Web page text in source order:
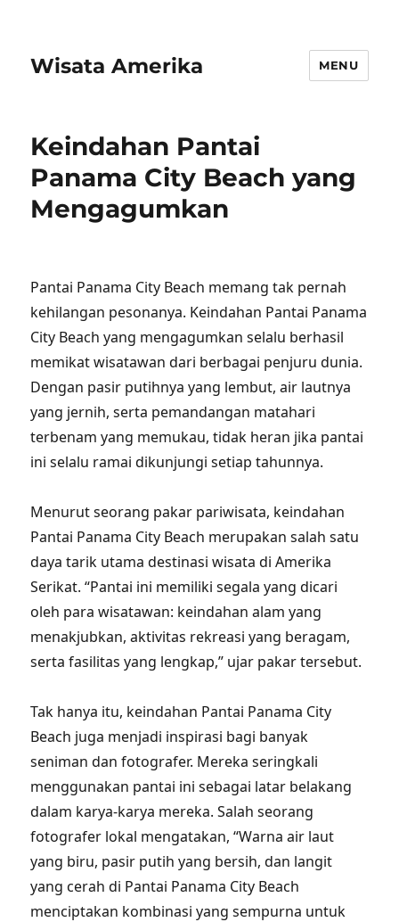
Wisata Amerika MENU
Keindahan Pantai
Panama City Beach yang
Mengagumkan
Pantai Panama City Beach memang tak pernah
kehilangan pesonanya. Keindahan Pantai Panama
City Beach yang mengagumkan selalu berhasil
memikat wisatawan dari berbagai penjuru dunia.
Dengan pasir putihnya yang lembut, air lautnya
yang jernih, serta pemandangan matahari
terbenam yang memukau, tidak heran jika pantai
ini selalu ramai dikunjungi setiap tahunnya.
Menurut seorang pakar pariwisata, keindahan
Pantai Panama City Beach merupakan salah satu
daya tarik utama destinasi wisata di Amerika
Serikat. “Pantai ini memiliki segala yang dicari
oleh para wisatawan: keindahan alam yang
menakjubkan, aktivitas rekreasi yang beragam,
serta fasilitas yang lengkap,” ujar pakar tersebut.
Tak hanya itu, keindahan Pantai Panama City
Beach juga menjadi inspirasi bagi banyak
seniman dan fotografer. Mereka seringkali
menggunakan pantai ini sebagai latar belakang
dalam karya-karya mereka. Salah seorang
fotografer lokal mengatakan, “Warna air laut
yang biru, pasir putih yang bersih, dan langit
yang cerah di Pantai Panama City Beach
menciptakan kombinasi yang sempurna untuk